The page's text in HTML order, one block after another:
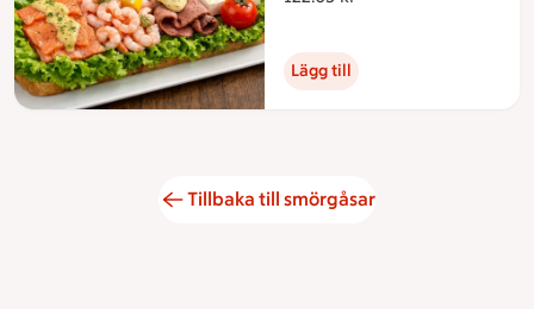
Lägg till
Tillbaka till smörgåsar